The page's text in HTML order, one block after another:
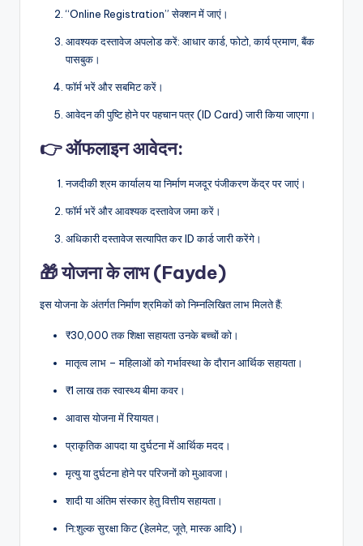
“Online Registration” सेक्शन में जाएं।
आवश्यक दस्तावेज अपलोड करें: आधार कार्ड, फोटो, कार्य प्रमाण, बैंक
पासबुक।
फॉर्म भरें और सबमिट करें।
आवेदन की पुष्टि होने पर पहचान पत्र (ID Card) जारी किया जाएगा।
👉 ऑफलाइन आवेदन:
नजदीकी श्रम कार्यालय या निर्माण मजदूर पंजीकरण केंद्र पर जाएं।
फॉर्म भरें और आवश्यक दस्तावेज जमा करें।
अधिकारी दस्तावेज सत्यापित कर ID कार्ड जारी करेंगे।
🎁 योजना के लाभ (Fayde)
इस योजना के अंतर्गत निर्माण श्रमिकों को निम्नलिखित लाभ मिलते हैं:
₹30,000 तक शिक्षा सहायता उनके बच्चों को।
मातृत्व लाभ – महिलाओं को गर्भावस्था के दौरान आर्थिक सहायता।
₹1 लाख तक स्वास्थ्य बीमा कवर।
आवास योजना में रियायत।
प्राकृतिक आपदा या दुर्घटना में आर्थिक मदद।
मृत्यु या दुर्घटना होने पर परिजनों को मुआवजा।
शादी या अंतिम संस्कार हेतु वित्तीय सहायता।
नि:शुल्क सुरक्षा किट (हेलमेट, जूते, मास्क आदि)।